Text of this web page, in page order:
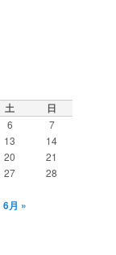
土
日
6
7
13 14
20 21
27
28
6月 »